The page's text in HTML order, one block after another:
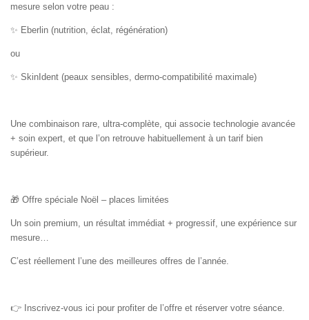
mesure selon votre peau :
✨ Eberlin (nutrition, éclat, régénération)
ou
✨ SkinIdent (peaux sensibles, dermo-compatibilité maximale)
Une combinaison rare, ultra-complète, qui associe technologie avancée
+ soin expert, et que l’on retrouve habituellement à un tarif bien
supérieur.
🎁 Offre spéciale Noël – places limitées
Un soin premium, un résultat immédiat + progressif, une expérience sur
mesure…
C’est réellement l’une des meilleures offres de l’année.
👉 Inscrivez-vous ici pour profiter de l’offre et réserver votre séance.